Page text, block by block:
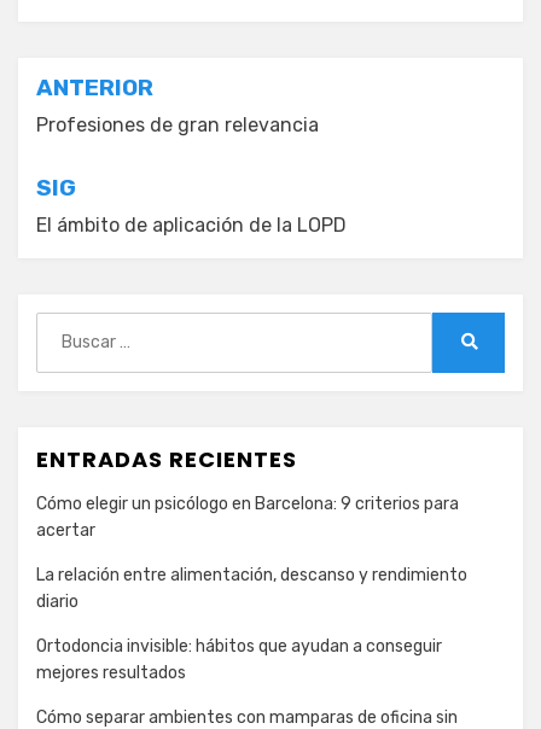
Navegación
de
entradas
ANTERIOR
Profesiones de gran relevancia
SIG
El ámbito de aplicación de la LOPD
ENTRADAS RECIENTES
Cómo elegir un psicólogo en Barcelona: 9 criterios para
acertar
La relación entre alimentación, descanso y rendimiento
diario
Ortodoncia invisible: hábitos que ayudan a conseguir
mejores resultados
Cómo separar ambientes con mamparas de oficina sin